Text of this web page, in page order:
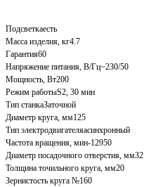
Подсветкаесть
Масса изделия, кг4.7
Гарантия60
Напряжение питания, В/Гц~230/50
Мощность, Вт200
Режим работыS2, 30 мин
Тип станкаЗаточной
Диаметр круга, мм125
Тип электродвигателяасинхронный
Частота вращения, мин-12950
Диаметр посадочного отверстия, мм32
Толщина точильного круга, мм20
Зернистость круга №160